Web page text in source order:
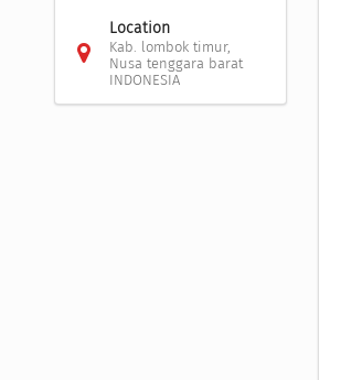
Location
Kab. lombok timur,
Nusa tenggara barat
INDONESIA